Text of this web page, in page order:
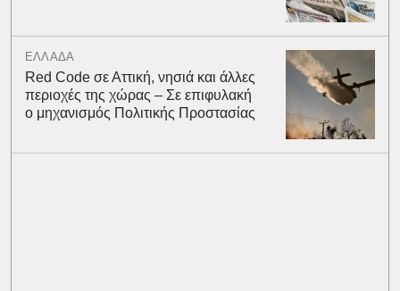
ΕΛΛΑΔΑ
Red Code σε Αττική, νησιά και άλλες
περιοχές της χώρας – Σε επιφυλακή
ο μηχανισμός Πολιτικής Προστασίας